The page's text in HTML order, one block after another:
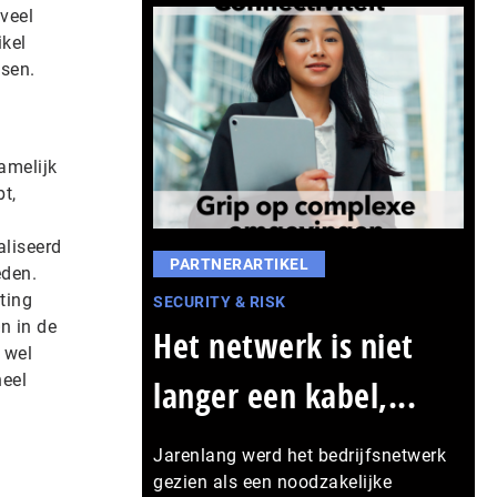
in de
PARTNERARTIKEL
SECURITY & RISK
Het netwerk is niet
langer een kabel,...
Jarenlang werd het bedrijfsnetwerk
gezien als een noodzakelijke